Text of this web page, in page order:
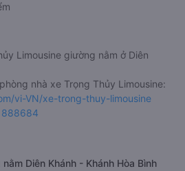
Limousine giường nằm ở Diên
nhà xe Trọng Thủy Limousine:
vi-VN/xe-trong-thuy-limousine
888684
Diên Khánh - Khánh Hòa Bình